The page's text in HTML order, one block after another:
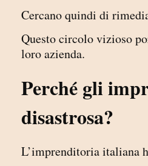
Cercano quindi di
Questo circolo vizioso
loro azienda.
Perché gli
disastrosa?
L’imprenditoria italiana